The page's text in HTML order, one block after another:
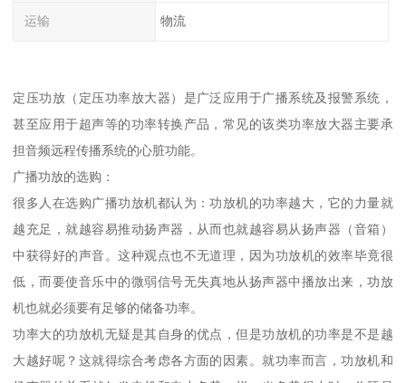
运输 物流
定压功放（定压功率放大器）是广泛应用于广播系统及报警系统，
甚至应用于超声等的功率转换产品，常见的该类功率放大器主要承
担音频远程传播系统的心脏功能。
广播功放的选购：
很多人在选购广播功放机都认为：功放机的功率越大，它的力量就
越充足，就越容易推动扬声器，从而也就越容易从扬声器（音箱）
中获得好的声音。这种观点也不无道理，因为功放机的效率毕竟很
低，而要使音乐中的微弱信号无失真地从扬声器中播放出来，功放
机也就必须要有足够的储备功率。
功率大的功放机无疑是其自身的优点，但是功放机的功率是不是越
大越好呢？这就得综合考虑各方面的因素。就功率而言，功放机和